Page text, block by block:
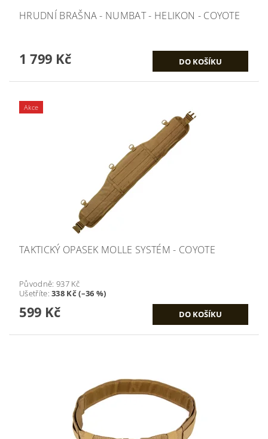
HRUDNÍ BRAŠNA - NUMBAT - HELIKON - COYOTE
1 799 Kč
Akce
TAKTICKÝ OPASEK MOLLE SYSTÉM - COYOTE
Původně: 937 Kč
Ušetříte:338 Kč (–36 %)
599 Kč